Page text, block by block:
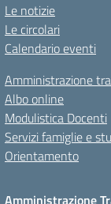
Le notizie
Le circolari
Calendario eventi
Amministrazione
Albo online
Modulistica Docenti
Servizi famiglie e
Orientamento
Amministrazione